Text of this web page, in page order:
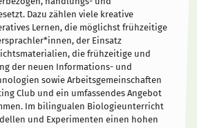
Dazu zählen viele kreative
Lernen, die möglichst frühzeitige
der Einsatz
die frühzeitige und
der neuen Informations- und
sowie Arbeitsgemeinschaften
Club und ein umfassendes Angebot
Im bilingualen Biologieunterricht
und Experimenten einen hohen